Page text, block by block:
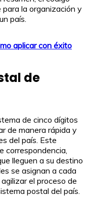
la organización y
país.
aplicar con éxito
de
de cinco dígitos
de manera rápida y
del país. Este
correspondencia,
lleguen a su destino
se asignan a cada
el proceso de
postal del país.